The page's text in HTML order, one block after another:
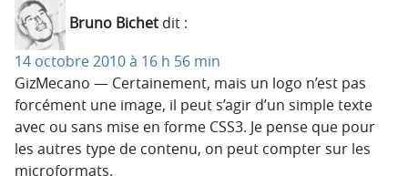
Bruno Bichet dit :
14 octobre 2010 à 16 h 56 min
GizMecano — Certainement, mais un logo n’est pas
forcément une image, il peut s’agir d’un simple texte
avec ou sans mise en forme CSS3. Je pense que pour
les autres type de contenu, on peut compter sur les
microformats.